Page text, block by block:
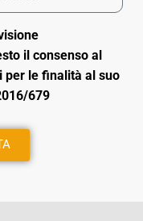
il consenso al
per le finalità al suo
679